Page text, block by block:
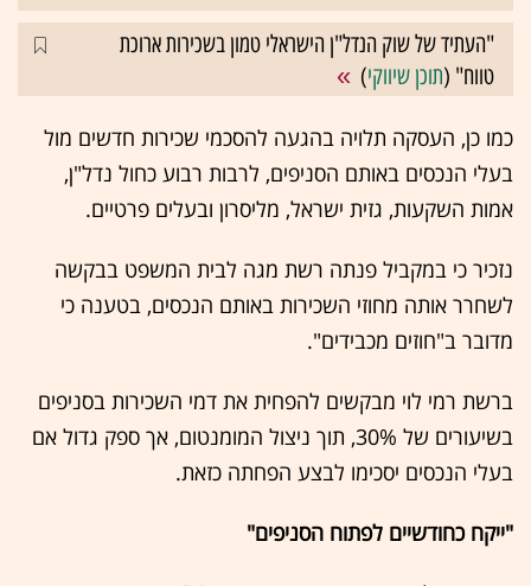
"העתיד של שוק הנדל"ן הישראלי טמון בשכירות ארוכת
טווח" (תוכן שיווקי)
כמו כן, העסקה תלויה בהגעה להסכמי שכירות חדשים מול
בעלי הנכסים באותם הסניפים, לרבות רבוע כחול נדל"ן,
אמות השקעות, גזית ישראל, מליסרון ובעלים פרטיים.
נזכיר כי במקביל פנתה רשת מגה לבית המשפט בבקשה
לשחרר אותה מחוזי השכירות באותם הנכסים, בטענה כי
מדובר ב"חוזים מכבידים".
ברשת רמי לוי מבקשים להפחית את דמי השכירות בסניפים
בשיעורים של 30%, תוך ניצול המומנטום, אך ספק גדול אם
בעלי הנכסים יסכימו לבצע הפחתה כזאת.
"ייקח כחודשיים לפתוח הסניפים"